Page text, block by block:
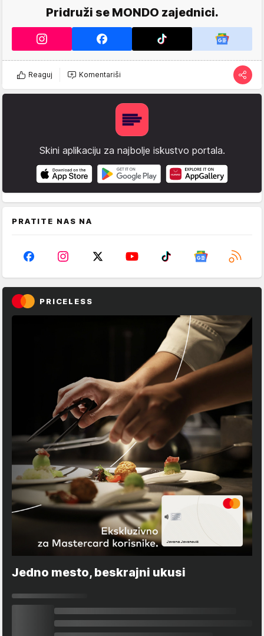
Pridruži se MONDO zajednici.
Reaguj Komentariši
Skini aplikaciju za najbolje iskustvo portala.
PRATITE NAS NA
PRICELESS
Jedno mesto, beskrajni ukusi